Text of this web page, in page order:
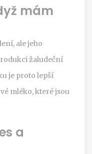
mám
ale jeho
žaludeční
je proto lepší
mléko, které jsou
a